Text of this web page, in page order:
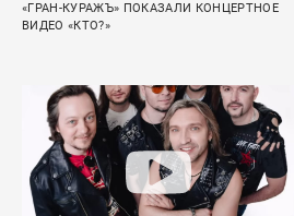
«ГРАН-КУРАЖЪ» ПОКАЗАЛИ КОНЦЕРТНОЕ
ВИДЕО «КТО?»